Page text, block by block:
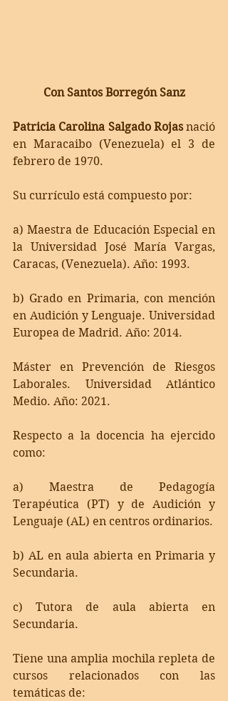
Con Santos Borregón Sanz
Patricia Carolina Salgado Rojas nació
en Maracaibo (Venezuela) el 3 de
febrero de 1970.
Su currículo está compuesto por:
a) Maestra de Educación Especial en
la Universidad José María Vargas,
Caracas, (Venezuela). Año: 1993.
b) Grado en Primaria, con mención
en Audición y Lenguaje. Universidad
Europea de Madrid. Año: 2014.
Máster en Prevención de Riesgos
Laborales. Universidad Atlántico
Medio. Año: 2021.
Respecto a la docencia ha ejercido
como:
a) Maestra de Pedagogía
Terapéutica (PT) y de Audición y
b) AL en aula abierta en Primaria y
Secundaria.
c) Tutora de aula abierta en
Secundaria.
Tiene una amplia mochila repleta de
cursos relacionados con las
temáticas de: